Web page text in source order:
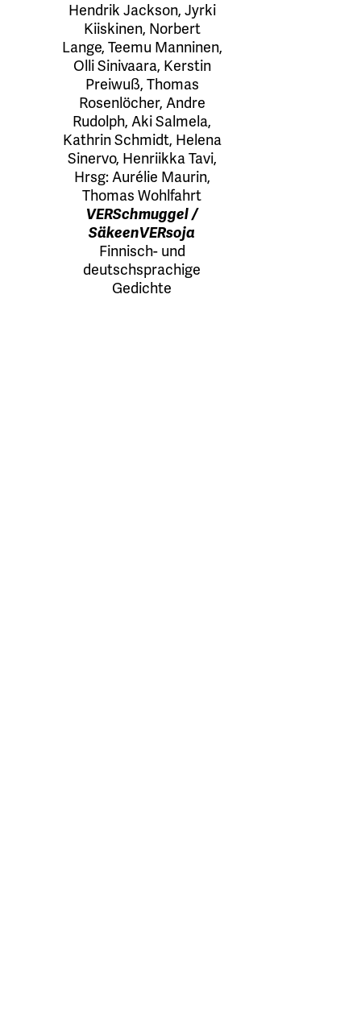
Hendrik Jackson, Jyrki
Kiiskinen, Norbert
Lange, Teemu Manninen,
Olli Sinivaara, Kerstin
Preiwuß, Thomas
Rosenlöcher, Andre
Rudolph, Aki Salmela,
Kathrin Schmidt, Helena
Sinervo, Henriikka Tavi,
Hrsg:Aurélie Maurin,
Thomas Wohlfahrt
VERSchmuggel /
SäkeenVERsoja
Finnisch- und
deutschsprachige
Gedichte